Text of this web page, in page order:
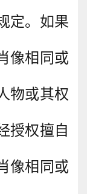
定。如果
像相同或
物或其权
授权擅自
像相同或